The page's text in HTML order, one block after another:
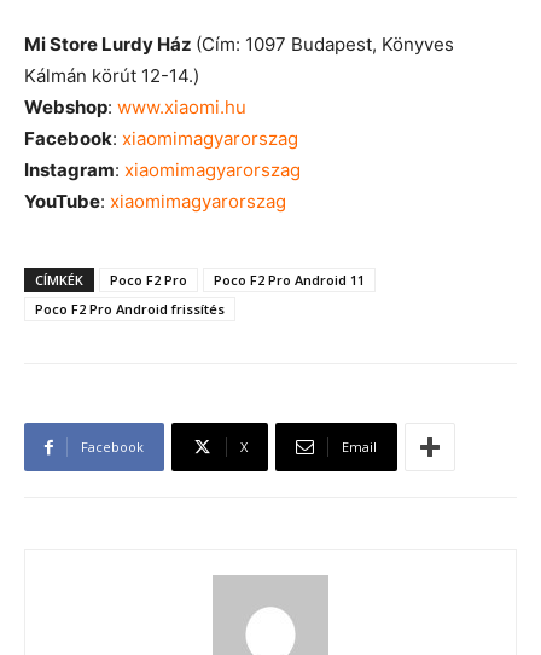
Mi Store Lurdy Ház (Cím: 1097 Budapest, Könyves
Kálmán körút 12-14.)
Webshop: www.xiaomi.hu
Facebook: xiaomimagyarorszag
Instagram: xiaomimagyarorszag
YouTube: xiaomimagyarorszag
CÍMKÉK Poco F2 Pro
Poco F2 Pro Android 11
Poco F2 Pro Android frissítés
Facebook X Email